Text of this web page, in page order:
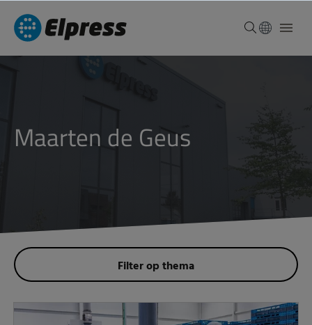
Maarten de Geus
Filter op thema